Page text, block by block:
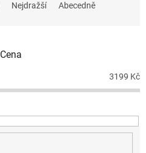
Nejdražší Abecedně
Cena
3199 Kč